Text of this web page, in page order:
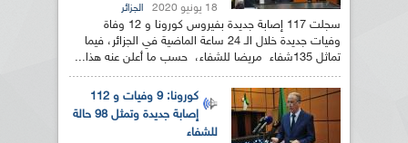
18 يونيو 2020 الجزائر
سجلت 117 إصابة جديدة بفيروس كورونا و 12 وفاة
وفيات جديدة خلال الـ 24 ساعة الماضية في الجزائر، فيما
تماثل 135شفاء مريضا للشفاء، حسب ما أعلن عنه هذا...
كورونا: 9 وفيات و 112
إصابة جديدة وتمثل 98 حالة
للشفاء